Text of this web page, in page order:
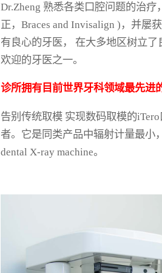
Dr.Zheng 熟悉各类口腔问题的治
正，Braces and Invisalign )，并屡
有良心的牙医， 在大多地区树立
欢迎的牙医之一。
诊所拥有目前世界牙科领域最先进
告别传统取模 实现数码取模的
者。它是同类产品中辐射计量最小
dental X-ray machine。